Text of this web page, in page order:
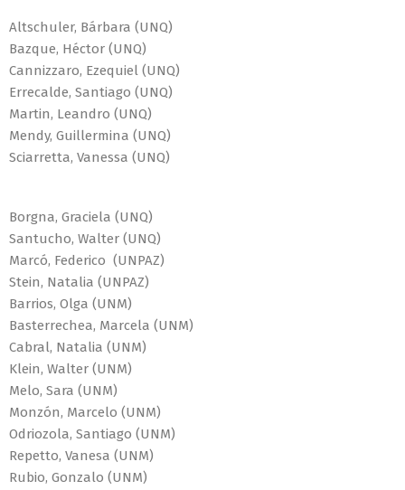
Altschuler, Bárbara (UNQ)
Bazque, Héctor (UNQ)
Cannizzaro, Ezequiel (UNQ)
Errecalde, Santiago (UNQ)
Martin, Leandro (UNQ)
Mendy, Guillermina (UNQ)
Sciarretta, Vanessa (UNQ)
Borgna, Graciela (UNQ)
Santucho, Walter (UNQ)
Marcó, Federico (UNPAZ)
Stein, Natalia (UNPAZ)
Barrios, Olga (UNM)
Basterrechea, Marcela (UNM)
Cabral, Natalia (UNM)
Klein, Walter (UNM)
Melo, Sara (UNM)
Monzón, Marcelo (UNM)
Odriozola, Santiago (UNM)
Repetto, Vanesa (UNM)
Rubio, Gonzalo (UNM)